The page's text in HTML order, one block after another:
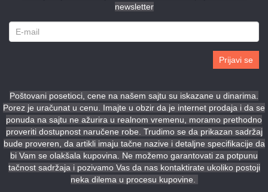
newsletter
Prijavi se
Poštovani posetioci, cene na našem sajtu su iskazane u dinarima.
Porez je uračunat u cenu. Imajte u obzir da je internet prodaja i da se
ponuda na sajtu ne ažurira u realnom vremenu, moramo prethodno
proveriti dostupnost naručene robe. Trudimo se da prikazan sadržaj
bude proveren, da artikli imaju tačne nazive i detaljne specifikacije da
bi Vam se olakšala kupovina. Ne možemo garantovati za potpunu
tačnost sadržaja i pozivamo Vas da nas kontaktirate ukoliko postoji
neka dilema u procesu kupovine.